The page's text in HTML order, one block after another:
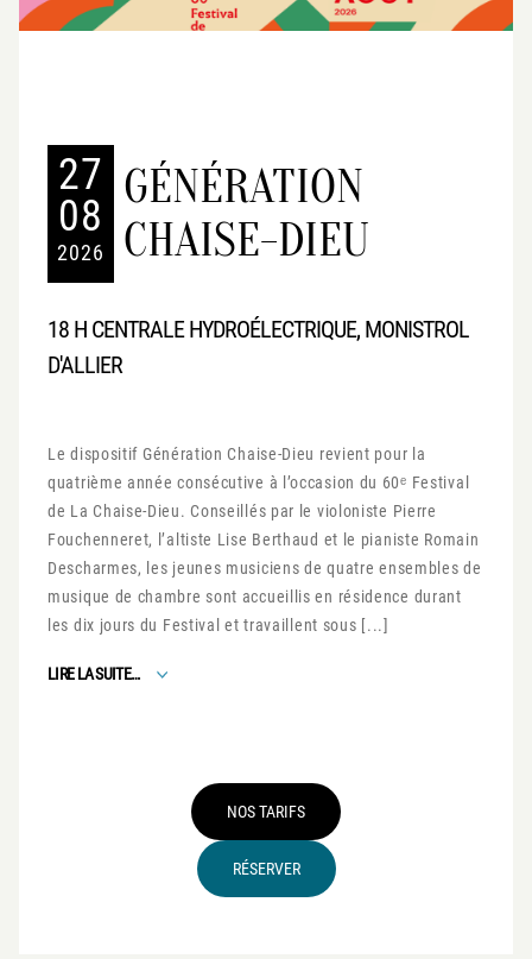
27
08
2026
GÉNÉRATION
CHAISE-DIEU
18 H CENTRALE HYDROÉLECTRIQUE, MONISTROL
D'ALLIER
Le dispositif Génération Chaise-Dieu revient pour la
quatrième année consécutive à l’occasion du 60ᵉ Festival
de La Chaise-Dieu. Conseillés par le violoniste Pierre
Fouchenneret, l’altiste Lise Berthaud et le pianiste Romain
Descharmes, les jeunes musiciens de quatre ensembles de
musique de chambre sont accueillis en résidence durant
les dix jours du Festival et travaillent sous [...]
LIRE LA SUITE… FROM GÉNÉRATION CHAISE-DIEU
NOS TARIFS
RÉSERVER